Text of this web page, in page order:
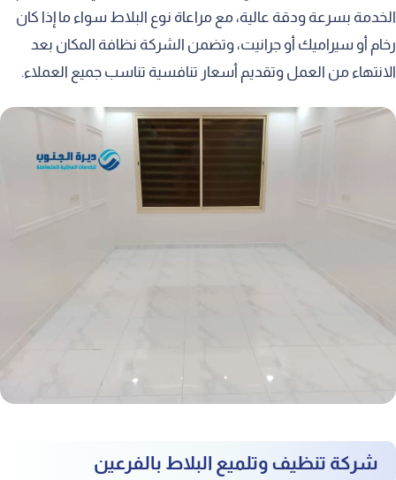
الخدمة بسرعة ودقة عالية، مع مراعاة نوع البلاط سواء ما إذا كان
رخام أو سيراميك أو جرانيت، وتضمن الشركة نظافة المكان بعد
الانتهاء من العمل وتقديم أسعار تنافسية تناسب جميع العملاء.
شركة تنظيف وتلميع البلاط بالفرعين